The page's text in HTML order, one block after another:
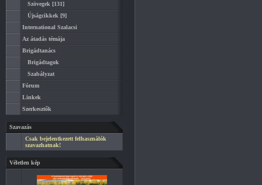
Szövegek [131]
Újságcikkek [9]
International Szalacsi
Az átadás témája
Brigádtanács
Brigádtagok
Szabályzat
Fórum
Linkek
Szerkesztők
Szavazás
Csak bejelentkezett felhasználók
szavazhatnak!
Véletlen kép